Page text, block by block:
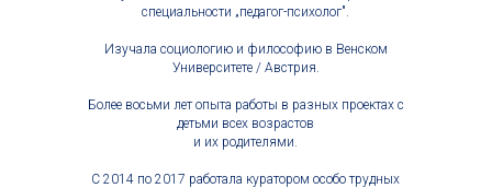
специальности „педагог-психолог".
Изучала социологию и философию в Венском
Университете / Австрия.
Более восьми лет опыта работы в разных проектах с
детьми всех возрастов
и их родителями.
С 2014 по 2017 работала куратором особо трудных